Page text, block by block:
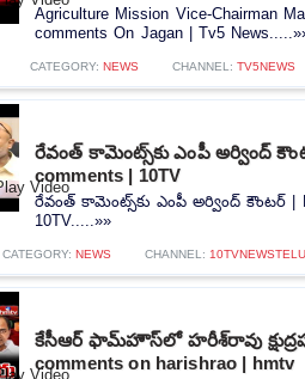
Agriculture Mission Vice-Chairman
comments On Jagan | Tv5
CATEGORY: NEWS CHANNEL: TV5NEWS
రేవంత్ కామెంట్స్‌కు ఎంపీ అర్వింద్
comments | 10TV
రేవంత్ కామెంట్స్‌కు ఎంపీ అర్వింద్ కౌంటర్ |
10TV.....»»
CATEGORY: NEWS CHANNEL:
కేసీఆర్ ఫామ్‌హౌస్‌లో హరీశ్‌రావు
comments on harishrao | hmtv